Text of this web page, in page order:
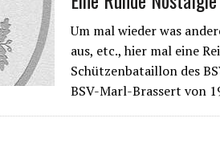
Um mal wieder was
aus, etc., hier mal eine
Schützenbataillon des
BSV-Marl-Brassert von